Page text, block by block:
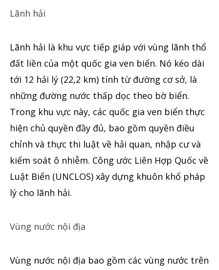
Lãnh hải
Lãnh hải là khu vực tiếp giáp với vùng lãnh thổ
đất liền của một quốc gia ven biển. Nó kéo dài
tới 12 hải lý (22,2 km) tính từ đường cơ sở, là
những đường nước thấp dọc theo bờ biển.
Trong khu vực này, các quốc gia ven biển thực
hiện chủ quyền đầy đủ, bao gồm quyền điều
chỉnh và thực thi luật về hải quan, nhập cư và
kiểm soát ô nhiễm. Công ước Liên Hợp Quốc về
Luật Biển (UNCLOS) xây dựng khuôn khổ pháp
lý cho lãnh hải.
Vùng nước nội địa
Vùng nước nội địa bao gồm các vùng nước trên